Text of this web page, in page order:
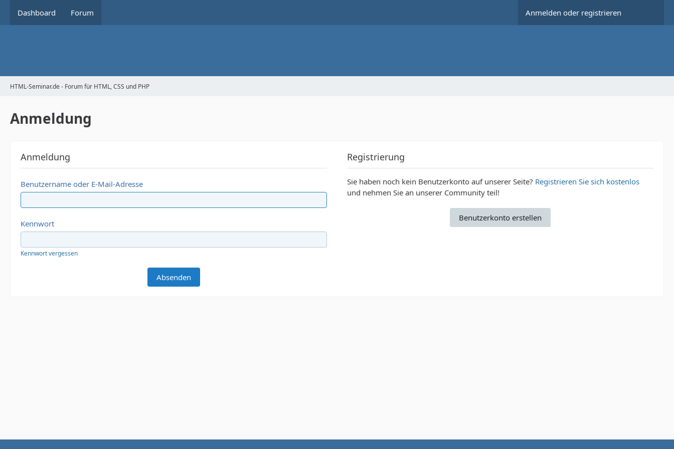
Dashboard Forum Anmelden oder registrieren
HTML-Seminar.de - Forum für HTML, CSS und PHP
Anmeldung
Anmeldung
Benutzername oder E-Mail-Adresse
Kennwort
Kennwort vergessen
Registrierung
Sie haben noch kein Benutzerkonto auf unserer Seite? Registrieren Sie sich kostenlos
und nehmen Sie an unserer Community teil!
Benutzerkonto erstellen